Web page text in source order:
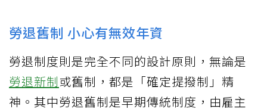
勞退舊制 小心有無效年資
勞退制度則是完全不同的設計原則，無論是
勞退新制或舊制，都是「確定提撥制」精
神。其中勞退舊制是早期傳統制度，由雇主